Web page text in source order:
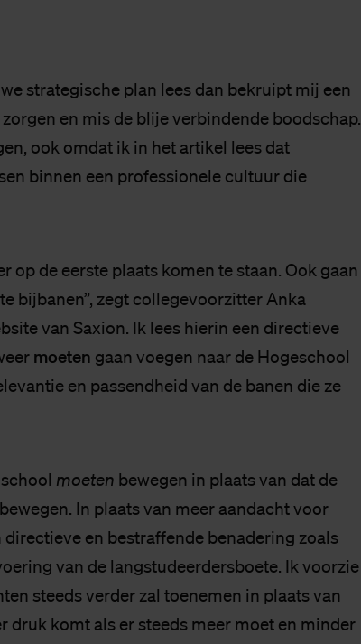
strategische plan lees dan bekruipt mij een
en mis de blije verbindende boodschap.
ook omdat ik in het artikel lees dat
binnen een professionele cultuur die
op de eerste plaats komen te staan. Ook gaan
bijbanen”, zegt collegevoorzitter Anka
van Saxion. Ik lees hierin een directieve
moeten gaan voegen naar de Hogeschool
en passendheid van de banen die ze
moeten bewegen in plaats van dat de
In plaats van meer aandacht voor
en bestraffende benadering zoals
van de langstudeerdersboete. Ik voorzie
steeds verder zal toenemen in plaats van
druk komt als er steeds meer moet en minder